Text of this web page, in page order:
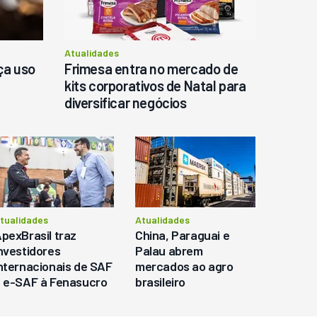
uso
Atualidades
Frimesa entra no mercado de
kits corporativos de Natal para
diversificar negócios
traz
de SAF
e-SAF à Fenasucro
Atualidades
China, Paraguai e
Palau abrem
mercados ao agro
brasileiro